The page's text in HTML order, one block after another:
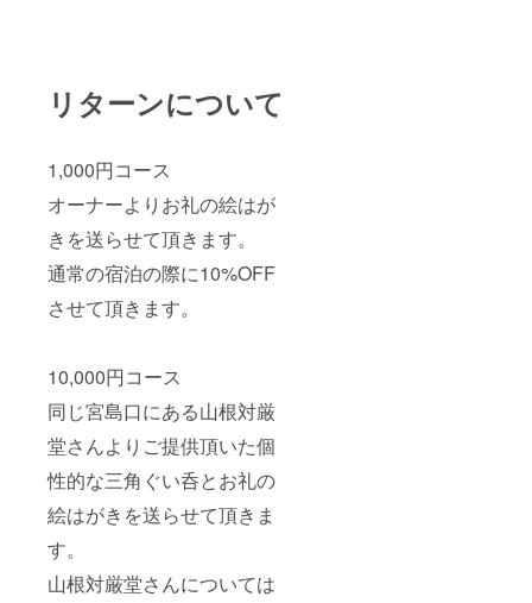
リターンについて
1,000円コース
オーナーよりお礼の絵はが
きを送らせて頂きます。
通常の宿泊の際に10%OFF
させて頂きます。
10,000円コース
同じ宮島口にある山根対厳
堂さんよりご提供頂いた個
性的な三角ぐい呑とお礼の
絵はがきを送らせて頂きま
す。
山根対厳堂さんについては